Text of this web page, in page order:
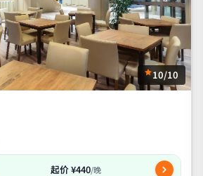
10/10
起价 ¥440/晚